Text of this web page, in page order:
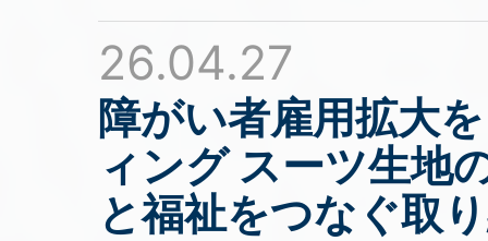
26.04.27
障がい者雇用拡大
ィング スーツ生地
と福祉をつなぐ取